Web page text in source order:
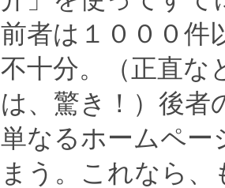
前者は１０００件
不十分。（正直な
は、驚き！）後者
単なるホームペー
まう。これなら